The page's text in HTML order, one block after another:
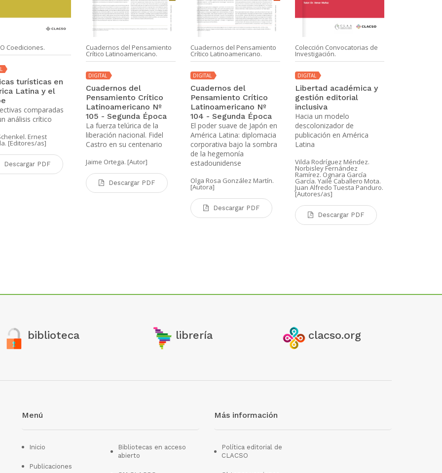
Coediciones.
turísticas en
Latina y el
comparadas
análisis crítico
Ernest
[Editores/as]
Descargar PDF
Cuadernos del Pensamiento
Crítico Latinoamericano.
DIGITAL
Cuadernos del
Pensamiento Crítico
Latinoamericano Nº
105 - Segunda Época
La fuerza telúrica de la
liberación nacional. Fidel
Castro en su centenario
Jaime Ortega. [Autor]
Descargar PDF
Cuadernos del Pensamiento
Crítico Latinoamericano.
DIGITAL
Cuadernos del
Pensamiento Crítico
Latinoamericano Nº
104 - Segunda Época
El poder suave de Japón en
América Latina: diplomacia
corporativa bajo la sombra
de la hegemonía
estadounidense
Olga Rosa González Martín.
[Autora]
Descargar PDF
Colección Convocatorias de
Investigación.
DIGITAL
Libertad académica y
gestión editorial
inclusiva
Hacia un modelo
descolonizador de
publicación en América
Latina
Vilda Rodríguez Méndez.
Norbisley Fernández
Ramírez. Ognara García
García. Yailé Caballero Mota.
Juan Alfredo Tuesta Panduro.
[Autores/as]
Descargar PDF
biblioteca librería clacso.org
Menú
Inicio
Publicaciones
Bibliotecas en acceso
abierto
Más información
Política editorial de
CLACSO